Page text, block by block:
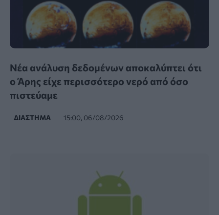
Νέα ανάλυση δεδομένων αποκαλύπτει ότι
ο Άρης είχε περισσότερο νερό από όσο
πιστεύαμε
ΔΙΆΣΤΗΜΑ 15:00, 06/08/2026